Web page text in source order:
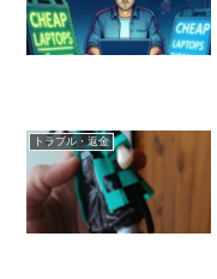
トラブル・返金